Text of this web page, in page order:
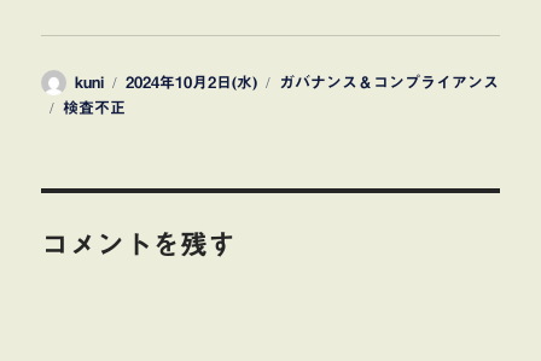
投
稿
kuni
投
2024年10月2日(水)
カ
ガバナンス＆コンプライアンス
タ
検査不正
コメントを残す